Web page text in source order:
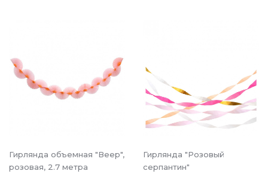
Гирлянда объемная "Веер",
розовая, 2.7 метра
Гирлянда "Розовый
серпантин"